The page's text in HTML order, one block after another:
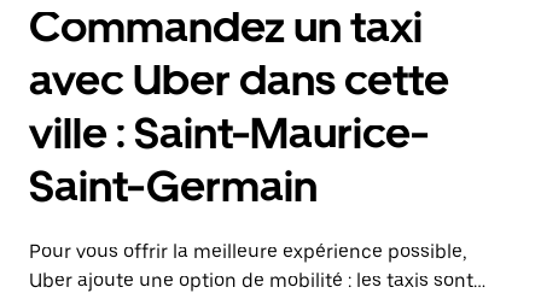
Commandez un taxi
avec Uber dans cette
ville : Saint-Maurice-
Saint-Germain
Pour vous offrir la meilleure expérience possible,
Uber ajoute une option de mobilité : les taxis sont